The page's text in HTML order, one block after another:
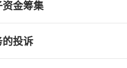
金筹集
的投诉